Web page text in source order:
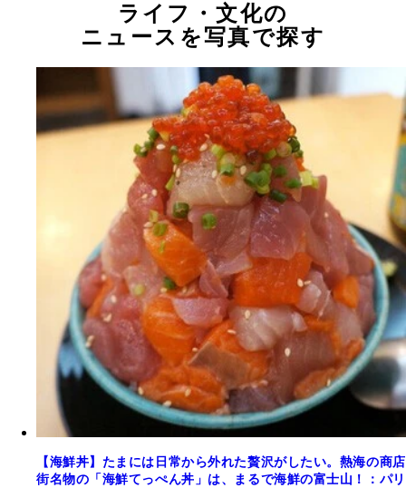
ライフ・文化の
ニュースを写真で探す
【海鮮丼】たまには日常から外れた贅沢がしたい。熱海の商店
街名物の「海鮮てっぺん丼」は、まるで海鮮の富士山！：パリ